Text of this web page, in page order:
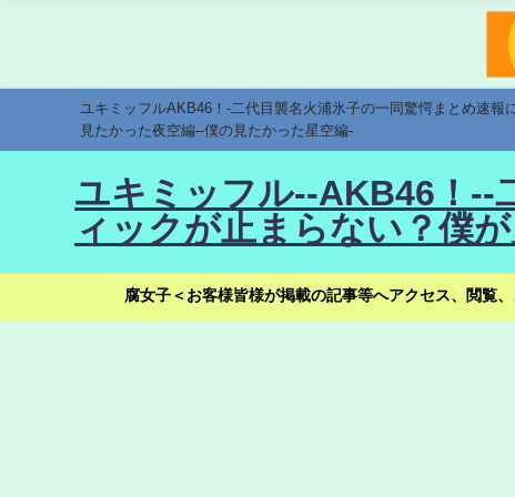
ユキミッフルAKB46！-二代目襲名火浦氷子の一同驚愕まとめ速
見たかった夜空編--僕の見たかった星空編-
ユキミッフル--AKB46！--
ィックが止まらない？僕
腐女子＜お客様皆様が掲載の記事等へアクセス、閲覧